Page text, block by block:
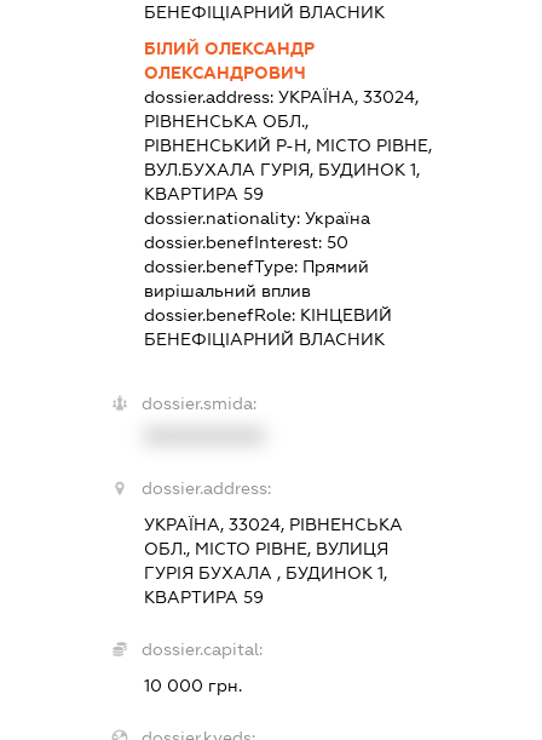
БЕНЕФІЦІАРНИЙ ВЛАСНИК
БІЛИЙ ОЛЕКСАНДР
ОЛЕКСАНДРОВИЧ
dossier.address: УКРАЇНА, 33024,
РІВНЕНСЬКА ОБЛ.,
РІВНЕНСЬКИЙ Р-Н, МІСТО РІВНЕ,
ВУЛ.БУХАЛА ГУРІЯ, БУДИНОК 1,
КВАРТИРА 59
dossier.nationality: Україна
dossier.benefInterest: 50
dossier.benefType: Прямий
вирішальний вплив
dossier.benefRole: КІНЦЕВИЙ
БЕНЕФІЦІАРНИЙ ВЛАСНИК
dossier.smida:
dossier.address:
УКРАЇНА, 33024, РІВНЕНСЬКА
ОБЛ., МІСТО РІВНЕ, ВУЛИЦЯ
ГУРІЯ БУХАЛА , БУДИНОК 1,
КВАРТИРА 59
dossier.capital:
10 000 грн.